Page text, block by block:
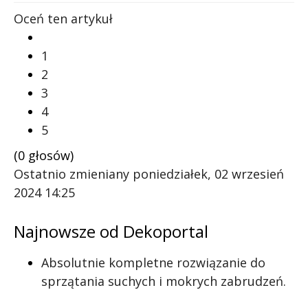
Oceń ten artykuł
1
2
3
4
5
(0 głosów)
Ostatnio zmieniany poniedziałek, 02 wrzesień
2024 14:25
Najnowsze od Dekoportal
Absolutnie kompletne rozwiązanie do
sprzątania suchych i mokrych zabrudzeń.